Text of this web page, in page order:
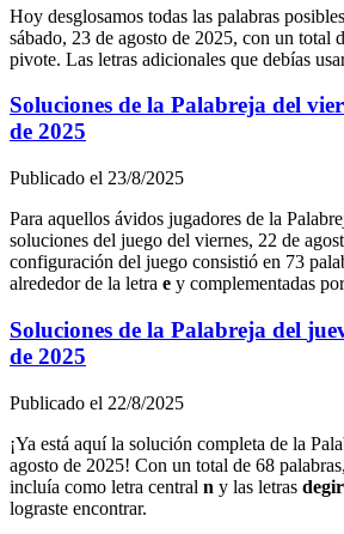
Hoy desglosamos todas las palabras
sábado, 23 de agosto de 2025, con un total
pivote. Las letras adicionales que debías
Soluciones de la Palabreja del
de 2025
Publicado el 23/8/2025
Para aquellos ávidos jugadores de la
soluciones del juego del viernes, 22 de
configuración del juego consistió en 73
alrededor de la letra e y complementadas por
Soluciones de la Palabreja del
de 2025
Publicado el 22/8/2025
¡Ya está aquí la solución completa de la
agosto de 2025! Con un total de 68
incluía como letra central n y las letras degir
lograste encontrar.